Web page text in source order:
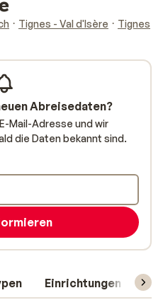
Tignes - Val d'Isère
Tignes
Einrichtungen
Abreisedaten?
Mail-Adresse und wir
die Daten bekannt sind.